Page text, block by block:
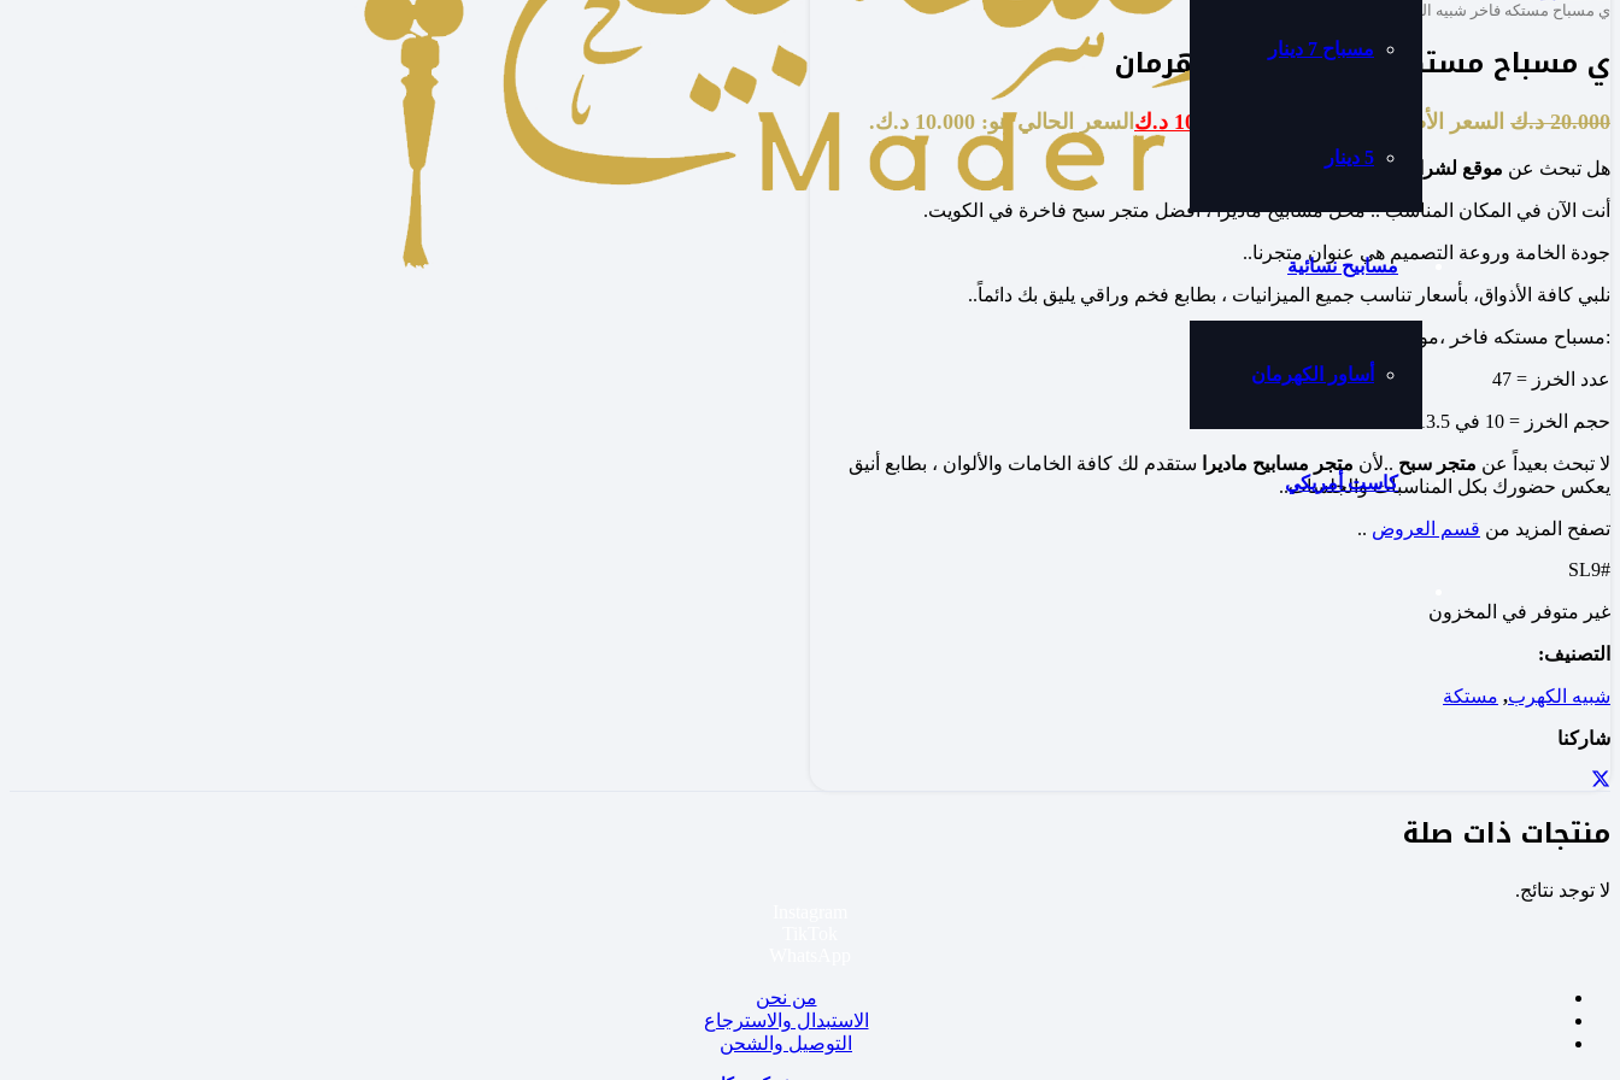
مسباح 7 دينار
5 دينار
مسابيح نسائية
أساور الكهرمان
كاست أمريكي
ي مسباح مستكه فاخر شبيه الكهرمان
ي مسباح مستكه فاخر شبيه الكهرمان
20.000 د.ك السعر الأصلي هو: 20.000 د.ك. 10.000 د.ك السعر الحالي هو: 10.000 د.ك.
هل تبحث عن موقع لشراء مسابيح فاخرة
أنت الآن في المكان المناسب .. محل مسابيح ماديرا ، أفضل متجر سبح فاخرة في الكويت.
جودة الخامة وروعة التصميم هي عنوان متجرنا..
نلبي كافة الأذواق، بأسعار تناسب جميع الميزانيات ، بطابع فخم وراقي يليق بك دائماً..
:مسباح مستكه فاخر ،مواصفات المسباح
عدد الخرز = 47
حجم الخرز = 10 في 13.5
لا تبحث بعيداً عن متجر سبح ..لأن متجر مسابيح ماديرا
ستقدم لك كافة الخامات والألوان ، بطابع أنيق
يعكس حضورك بكل المناسبات والجلسات..
تصفح المزيد من قسم العروض ..
#SL9
غير متوفر في المخزون
التصنيف:
شبيه الكهرب, مستكة
شاركنا
منتجات ذات صلة
لا توجد نتائج.
من نحن
الاستبدال والاسترجاع
التوصيل والشحن